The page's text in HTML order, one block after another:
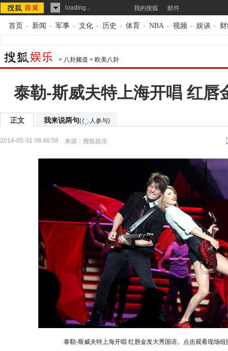
loading... 我的搜狐 邮件
首页 - 新闻 - 军事 - 文化 - 历史 - 体育 - NBA - 视频 - 娱谈 -
> 八卦频道 > 欧美八卦
泰勒-斯威夫特上海开唱 红唇
正文 我来说两句( 人参与)
2014-05-31 08:46:58 来源： 搜狐娱乐
泰勒-斯威夫特上海开唱 红唇金发大秀国语。点击观看现场组